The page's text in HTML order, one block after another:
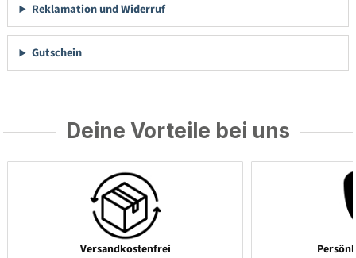
Reklamation und Widerruf
Gutschein
Deine Vorteile bei uns
Versandkostenfrei